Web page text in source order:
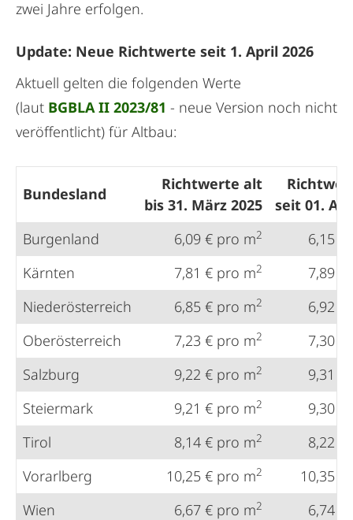
zwei Jahre erfolgen.
Update: Neue Richtwerte seit 1. April 2026
Aktuell gelten die folgenden Werte
(laut BGBLA II 2023/81 - neue Version noch nicht
veröffentlicht) für Altbau:
Bundesland
Richtwerte alt
bis 31. März 2025
seit 01.
Burgenland
6,09 € pro m2
6,15
Kärnten
7,81 € pro m2
7,89
Niederösterreich
6,85 € pro m2
6,92
Oberösterreich
7,23 € pro m2
7,30
Salzburg
9,22 € pro m2
9,31
Steiermark
9,21 € pro m2
9,30
Tirol
8,14 € pro m2
8,22
Vorarlberg
10,25 € pro m2
10,35
Wien
6,67 € pro m2 6,74